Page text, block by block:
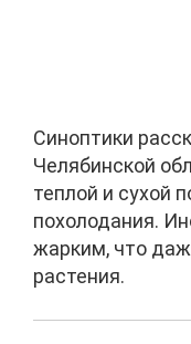
Синоптики
Челябинской
теплой и сухой
похолодания.
жарким, что
растения.